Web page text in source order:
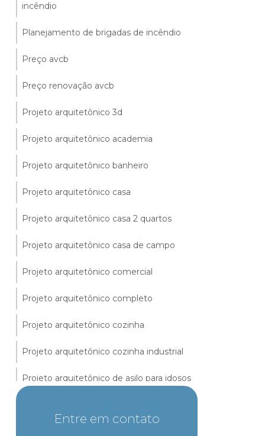
incêndio
Planejamento de brigadas de incêndio
Preço avcb
Preço renovação avcb
Projeto arquitetônico 3d
Projeto arquitetônico academia
Projeto arquitetônico banheiro
Projeto arquitetônico casa
Projeto arquitetônico casa 2 quartos
Projeto arquitetônico casa de campo
Projeto arquitetônico comercial
Projeto arquitetônico completo
Projeto arquitetônico cozinha
Projeto arquitetônico cozinha industrial
Projeto arquitetônico de asilo para idosos
Entre em contato